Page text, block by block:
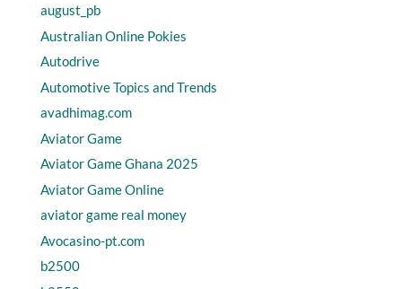
august_pb
Australian Online Pokies
Autodrive
Automotive Topics and Trends
avadhimag.com
Aviator Game
Aviator Game Ghana 2025
Aviator Game Online
aviator game real money
Avocasino-pt.com
b2500